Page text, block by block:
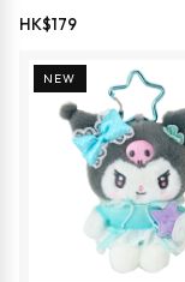
HK$179
NEW